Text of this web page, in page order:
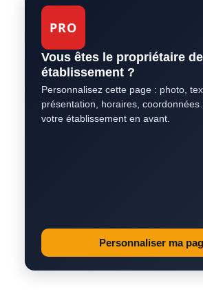
PRO
Vous êtes le propriétaire
établissement ?
Personnalisez cette page : photo,
présentation, horaires,
votre établissement en avant.
Personnaliser ma